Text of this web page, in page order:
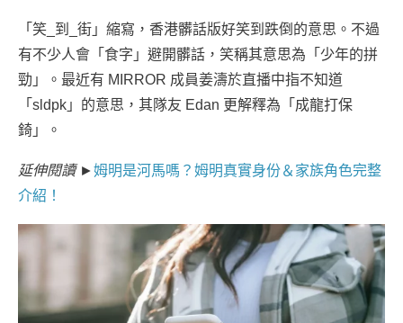
「笑_到_街」縮寫，香港髒話版好笑到跌倒的意思。不過
有不少人會「食字」避開髒話，笑稱其意思為「少年的拼
勁」。最近有 MIRROR 成員姜濤於直播中指不知道
「sldpk」的意思，其隊友 Edan 更解釋為「成龍打保
錡」。
延伸閱讀 ►姆明是河馬嗎？姆明真實身份＆家族角色完整
介紹！